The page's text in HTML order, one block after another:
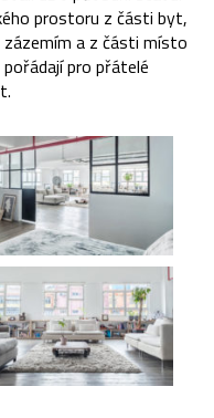
prostoru z části byt,
a z části místo
pro přátelé